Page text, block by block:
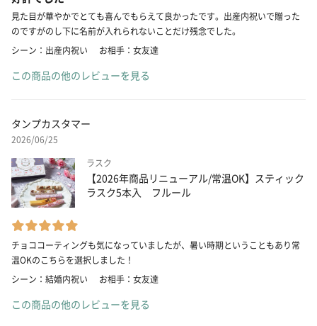
見た目が華やかでとても喜んでもらえて良かったです。出産内祝いで贈った
のですがのし下に名前が入れられないことだけ残念でした。
シーン：出産内祝い
お相手：女友達
この商品の他のレビューを見る
タンプカスタマー
2026/06/25
ラスク
【2026年商品リニューアル/常温OK】スティック
ラスク5本入 フルール
チョココーティングも気になっていましたが、暑い時期ということもあり常
温OKのこちらを選択しました！
シーン：結婚内祝い
お相手：女友達
この商品の他のレビューを見る